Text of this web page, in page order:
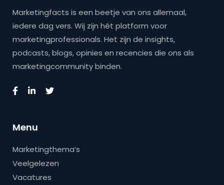
Marketingfacts is een beetje van ons allemaal,
iedere dag vers. Wij zijn hét platform voor
marketingprofessionals. Het zijn de insights,
podcasts, blogs, opinies en recencies die ons als
marketingcommunity binden.
Menu
Marketingthema’s
Veelgelezen
Vacatures